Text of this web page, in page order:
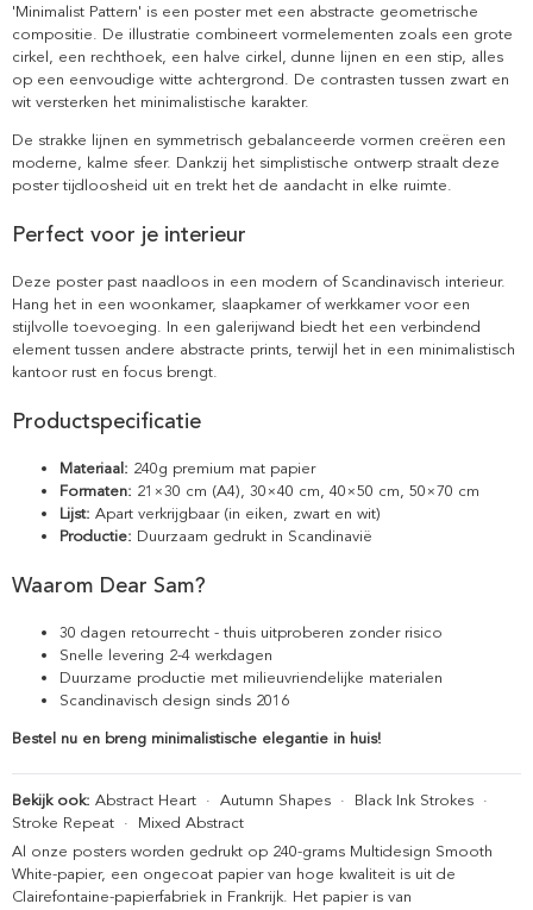
'Minimalist Pattern' is een poster met een abstracte geometrische
compositie. De illustratie combineert vormelementen zoals een grote
cirkel, een rechthoek, een halve cirkel, dunne lijnen en een stip, alles
op een eenvoudige witte achtergrond. De contrasten tussen zwart en
wit versterken het minimalistische karakter.
De strakke lijnen en symmetrisch gebalanceerde vormen creëren een
moderne, kalme sfeer. Dankzij het simplistische ontwerp straalt deze
poster tijdloosheid uit en trekt het de aandacht in elke ruimte.
Perfect voor je interieur
Deze poster past naadloos in een modern of Scandinavisch interieur.
Hang het in een woonkamer, slaapkamer of werkkamer voor een
stijlvolle toevoeging. In een galerijwand biedt het een verbindend
element tussen andere abstracte prints, terwijl het in een minimalistisch
kantoor rust en focus brengt.
Productspecificatie
Materiaal: 240g premium mat papier
Formaten: 21×30 cm (A4), 30×40 cm, 40×50 cm, 50×70 cm
Lijst: Apart verkrijgbaar (in eiken, zwart en wit)
Productie: Duurzaam gedrukt in Scandinavië
Waarom Dear Sam?
30 dagen retourrecht - thuis uitproberen zonder risico
Snelle levering 2-4 werkdagen
Duurzame productie met milieuvriendelijke materialen
Scandinavisch design sinds 2016
Bestel nu en breng minimalistische elegantie in huis!
Bekijk ook: Abstract Heart · Autumn Shapes · Black Ink Strokes ·
Stroke Repeat · Mixed Abstract
Al onze posters worden gedrukt op 240-grams Multidesign Smooth
White-papier, een ongecoat papier van hoge kwaliteit is uit de
Clairefontaine-papierfabriek in Frankrijk. Het papier is van